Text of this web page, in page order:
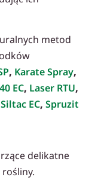
metod
, Karate Spray,
EC, Laser RTU,
Siltac EC, Spruzit
delikatne